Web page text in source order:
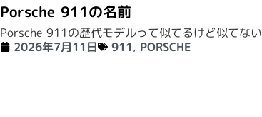
Porsche 911の名前
Porsche 911の歴代モデルって似てるけど似てない
2026年7月11日
911, PORSCHE